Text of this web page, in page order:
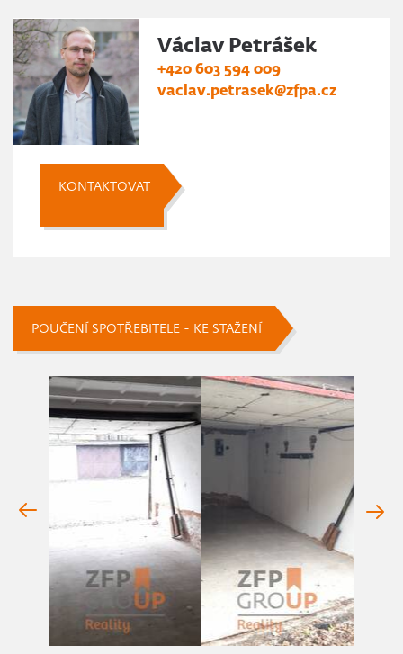
Václav Petrášek
+420 603 594 009
vaclav.petrasek@zfpa.cz
KONTAKTOVAT
POUČENÍ SPOTŘEBITELE - KE STAŽENÍ